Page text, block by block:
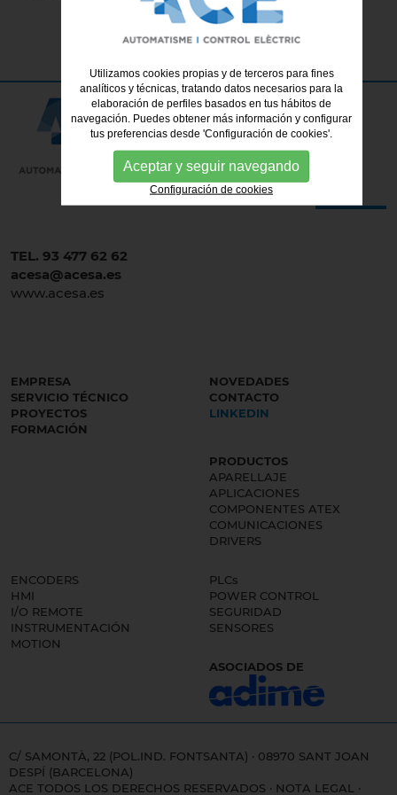
TEL. 93 477 62 62
acesa@acesa.es
www.acesa.es
EMPRESA
SERVICIO TÉCNICO
PROYECTOS
FORMACIÓN
NOVEDADES
CONTACTO
LINKEDIN
PRODUCTOS
APARELLAJE
APLICACIONES
COMPONENTES ATEX
COMUNICACIONES
DRIVERS
ENCODERS
HMI
I/O REMOTE
INSTRUMENTACIÓN
MOTION
PLCs
POWER CONTROL
SEGURIDAD
SENSORES
ASOCIADOS DE
C/ SAMONTÀ, 22 (POL.IND. FONTSANTA) · 08970 SANT JOAN
DESPÍ (BARCELONA)
ACE TODOS LOS DERECHOS RESERVADOS · NOTA LEGAL ·
Utilizamos cookies propias y de terceros para fines
analíticos y técnicas, tratando datos necesarios para la
elaboración de perfiles basados en tus hábitos de
navegación. Puedes obtener más información y configurar
tus preferencias desde 'Configuración de cookies'.
Aceptar y seguir navegando
Configuración de cookies